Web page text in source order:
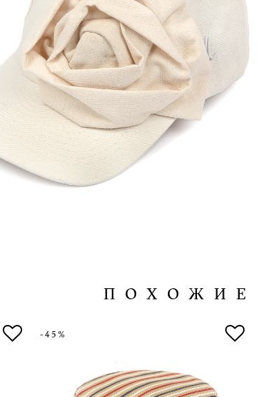
-45%